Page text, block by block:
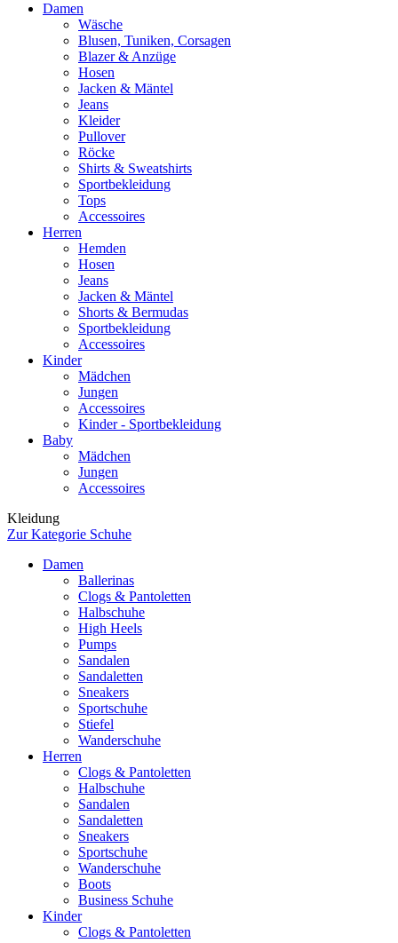
Damen
Wäsche
Blusen, Tuniken, Corsagen
Blazer & Anzüge
Hosen
Jacken & Mäntel
Jeans
Kleider
Pullover
Röcke
Shirts & Sweatshirts
Sportbekleidung
Tops
Accessoires
Herren
Hemden
Hosen
Jeans
Jacken & Mäntel
Shorts & Bermudas
Sportbekleidung
Accessoires
Kinder
Mädchen
Jungen
Accessoires
Kinder - Sportbekleidung
Baby
Mädchen
Jungen
Accessoires
Kleidung
Zur Kategorie Schuhe
Damen
Ballerinas
Clogs & Pantoletten
Halbschuhe
High Heels
Pumps
Sandalen
Sandaletten
Sneakers
Sportschuhe
Stiefel
Wanderschuhe
Herren
Clogs & Pantoletten
Halbschuhe
Sandalen
Sandaletten
Sneakers
Sportschuhe
Wanderschuhe
Boots
Business Schuhe
Kinder
Clogs & Pantoletten